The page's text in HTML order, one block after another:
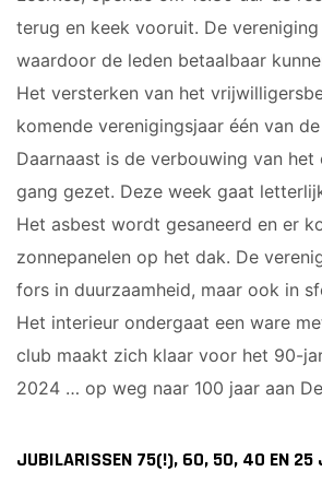
terug en keek vooruit. De
waardoor de leden betaalbaar
Het versterken van het
komende verenigingsjaar één van
Daarnaast is de verbouwing van het
gang gezet. Deze week gaat
Het asbest wordt gesaneerd en er
zonnepanelen op het dak. De
fors in duurzaamheid, maar ook in
Het interieur ondergaat een ware
club maakt zich klaar voor het 90-
2024 … op weg naar 100 jaar aan
JUBILARISSEN 75(!), 60, 50, 40 EN 25